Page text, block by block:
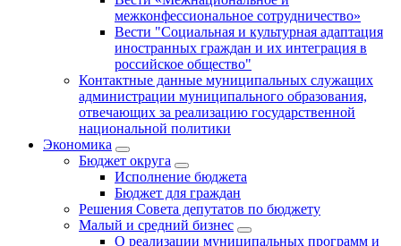
межконфессиональное сотрудничество»
Вести "Социальная и культурная адаптация
иностранных граждан и их интеграция в
российское общество"
Контактные данные муниципальных служащих
администрации муниципального образования,
отвечающих за реализацию государственной
национальной политики
Экономика
Бюджет округa
Исполнение бюджета
Бюджет для граждан
Решения Совета депутатов по бюджету
Малый и средний бизнес
О реализации муниципальных программ и